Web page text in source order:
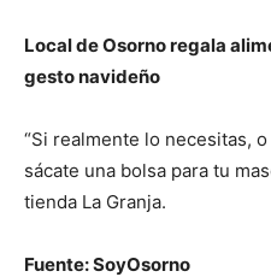
Local de Osorno regala
gesto navideño
“Si realmente lo necesitas,
sácate una bolsa para tu
tienda La Granja.
Fuente: SoyOsorno